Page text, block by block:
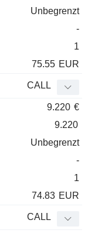
Unbegrenzt
-
1
75.55 EUR
CALL
9.220 €
9.220
Unbegrenzt
-
1
74.83 EUR
CALL